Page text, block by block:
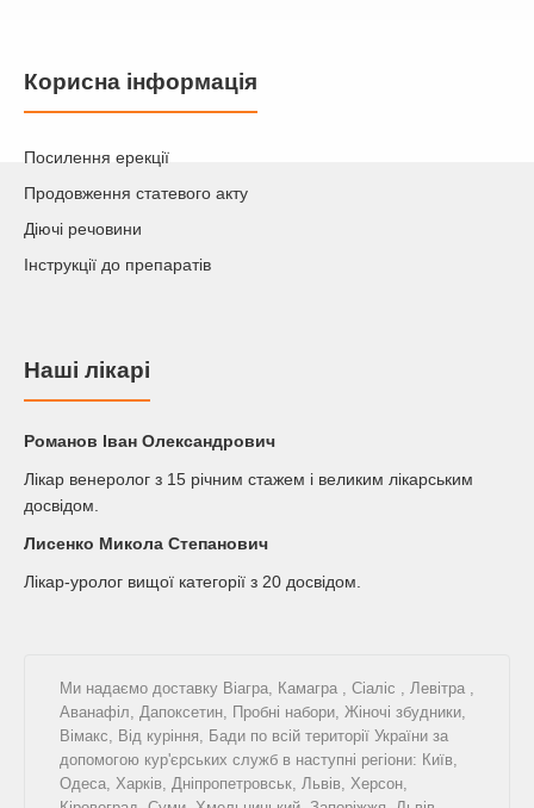
Корисна інформація
Посилення ерекції
Продовження статевого акту
Діючі речовини
Інструкції до препаратів
Наші лікарі
Романов Iван Олександрович
Лікар венеролог з 15 річним стажем і великим лікарським
досвідом.
Лисенко Микола Степанович
Лікар-уролог вищої категорії з 20 досвідом.
Ми надаємо доставку Віагра Камагра Сіаліс Левітра
Аванафіл
Дапоксетин Пробні набори Жіночі збудники
Вімакс
Від куріння Бади по всій території України за
допомогою кур'єрських служб в наступні регіони: Київ,
Одеса, Харків, Дніпропетровськ, Львів, Херсон,